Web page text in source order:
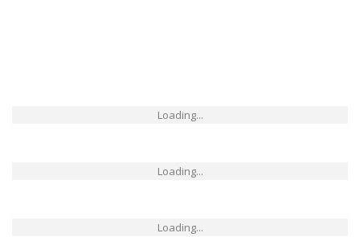
Loading...
Loading...
Loading...